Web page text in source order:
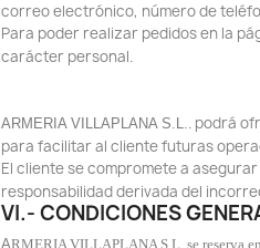
correo electrónico, número de
Para poder realizar pedidos en la
carácter personal.
ARMERIA VILLAPLANA S.L.. podrá
para facilitar al cliente futuras
El cliente se compromete a
responsabilidad derivada del
VI.- CONDICIONES
ARMERIA VILLAPLANA S.L. se reserva